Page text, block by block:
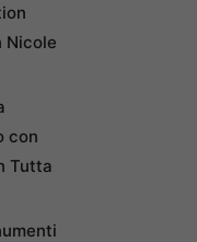
Nicole
con
Tutta